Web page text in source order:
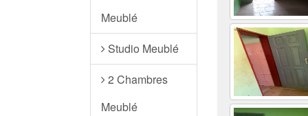
Meublé
Studio Meublé
2 Chambres
Meublé